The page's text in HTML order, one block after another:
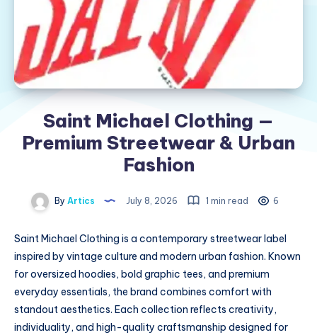
Saint Michael Clothing —
Premium Streetwear & Urban
Fashion
By Artics July 8, 2026 1 min read 6
Saint Michael Clothing is a contemporary streetwear label
inspired by vintage culture and modern urban fashion. Known
for oversized hoodies, bold graphic tees, and premium
everyday essentials, the brand combines comfort with
standout aesthetics. Each collection reflects creativity,
individuality, and high-quality craftsmanship designed for